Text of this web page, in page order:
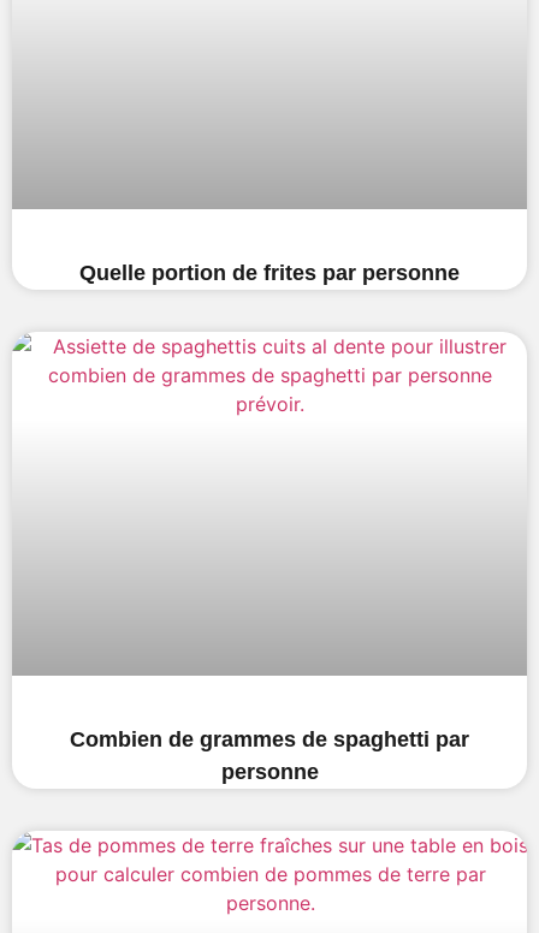
Quelle portion de frites par personne
Combien de grammes de spaghetti par
personne